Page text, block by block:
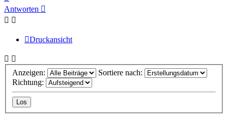
oben
Antworten
Druckansicht
Anzeigen:
Sortiere nach:
Richtung: